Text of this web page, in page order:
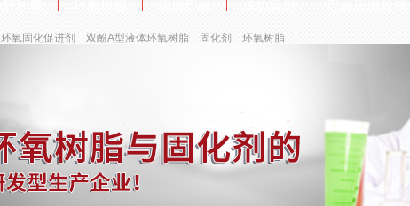
环氧固化促进剂 双酚A型液体环氧树脂 固化剂 环氧树脂